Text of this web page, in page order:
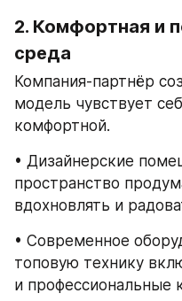
2. Комфортная и
среда
Компания-партнёр
модель чувствует
комфортной.
• Дизайнерские
пространство
вдохновлять и
• Современное
топовую технику
и профессиональные